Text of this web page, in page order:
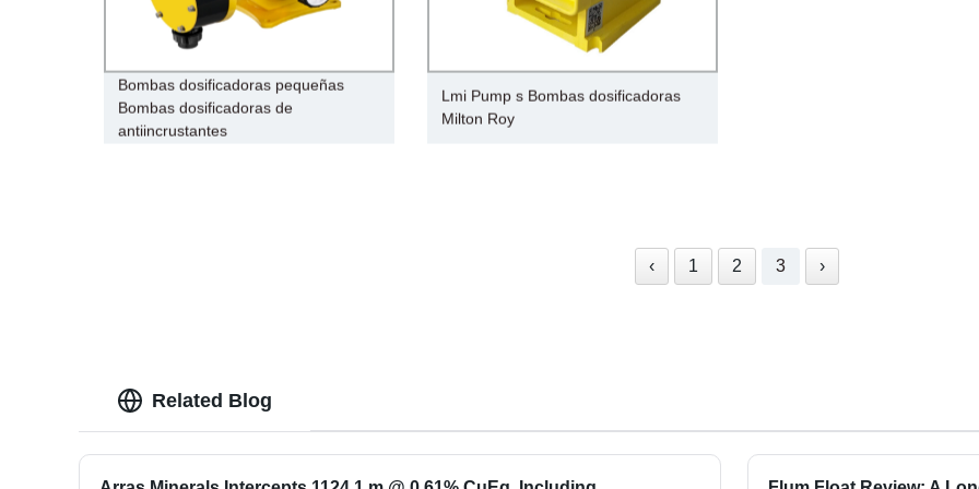
Bombas dosificadoras pequeñas
Bombas dosificadoras de
antiincrustantes
Lmi Pump s Bombas dosificadoras
Milton Roy
‹ 1 2 3 ›
Related Blog